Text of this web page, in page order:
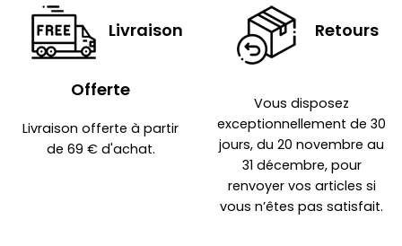
Livraison
Offerte
Livraison offerte à partir
de 69 € d'achat.
Retours
Vous disposez
exceptionnellement de 30
jours, du 20 novembre au
31 décembre, pour
renvoyer vos articles si
vous n’êtes pas satisfait.